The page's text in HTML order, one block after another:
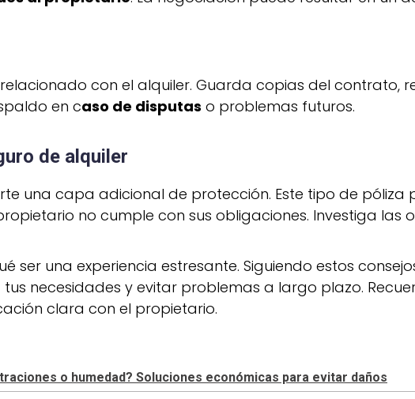
con el alquiler. Guarda copias del contrato,
en caso de disputas o problemas futuros.
de alquiler
una capa adicional de protección. Este tipo de
no cumple con sus obligaciones. Investiga las
ser una experiencia estresante. Siguiendo estos
necesidades y evitar problemas a largo plazo.
clara con el propietario.
o humedad? Soluciones económicas para evitar daños